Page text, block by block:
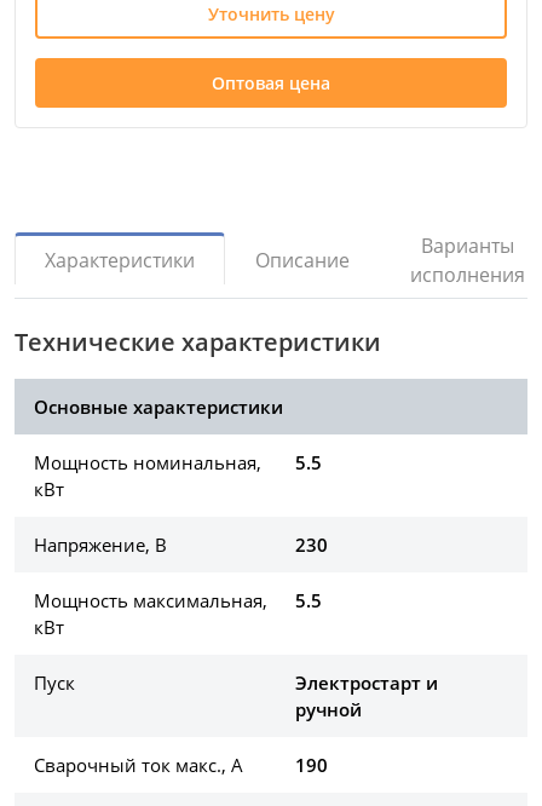
Уточнить цену
Оптовая цена
Характеристики Описание
Варианты
исполнения
Технические характеристики
Основные характеристики
Мощность номинальная,
кВт
5.5
Напряжение, В 230
Мощность максимальная,
кВт
5.5
Пуск
Электростарт и
ручной
Сварочный ток макс., А 190